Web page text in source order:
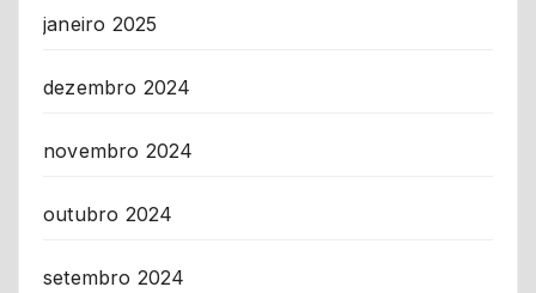
janeiro 2025
dezembro 2024
novembro 2024
outubro 2024
setembro 2024